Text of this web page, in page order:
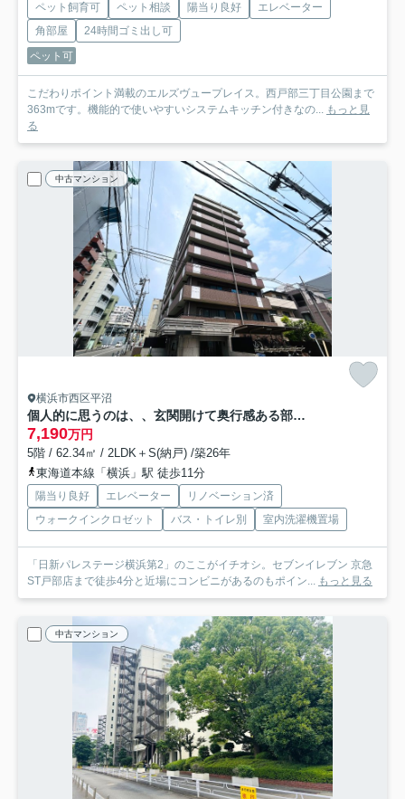
ペット飼育可 ペット相談 陽当り良好
エレベーター
角部屋
24時間ゴミ出し可
ペット可
こだわりポイント満載のエルズヴュープレイス。西戸部三丁目公園まで
363mです。機能的で使いやすいシステムキッチン付きなの... もっと見
る
中古マンション
横浜市西区平沼
個人的に思うのは、、玄関開けて奥行感ある部屋も良いけれど、横に広がっている空間の方が好きっ！！共感できる方は、まずクリッククリック！！！な、『日神パレステージ横浜第２』リノベーション
7,190万円
5階 / 62.34㎡ / 2LDK＋S(納戸) /築26年
東海道本線「横浜」駅 徒歩11分
陽当り良好 エレベーター
リノベーション済
ウォークインクロゼット
バス・トイレ別 室内洗濯機置場
「日新パレステージ横浜第2」のここがイチオシ。セブンイレブン 京急
ST戸部店まで徒歩4分と近場にコンビニがあるのもポイン...
もっと見る
中古マンション